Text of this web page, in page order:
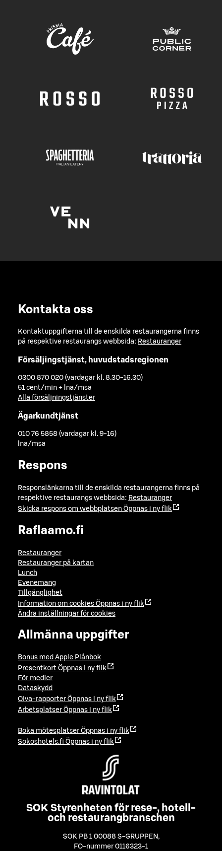
Kontakta oss
Kontaktuppgifterna till de enskilda restaurangerna finns
på respektive restaurangs webbsida: Restauranger
Försäljingstjänst, huvudstadsregionen
0300 870 020 (vardagar kl. 8.30-16.30)
51 cent/min + lna/msa
Alla försäljningstjänster
Ägarkundtjänst
010 76 5858 (vardagar kl. 9-16)
lna/msa
Respons
Responslänkarna till de enskilda restaurangerna finns på
respektive restaurangs webbsida: Restauranger
Skicka respons om webbplatsen Öppnas i ny flik
Raflaamo.fi
Restauranger
Restauranger på kartan
Lunch
Evenemang
Tillgänglighet
Information om cookies Öppnas i ny flik
Ändra inställningar för cookies
Allmänna uppgifter
Bonus med Apple Plånbok
Presentkort Öppnas i ny flik
För medier
Dataskydd
Oiva-rapporter Öppnas i ny flik
Arbetsplatser Öppnas i ny flik
Boka mötesplatser Öppnas i ny flik
Sokoshotels.fi Öppnas i ny flik
SOK Styrenheten för rese-, hotell-
och restaurangbranschen
SOK PB 1 00088 S-GRUPPEN ,
FO-nummer 0116323-1